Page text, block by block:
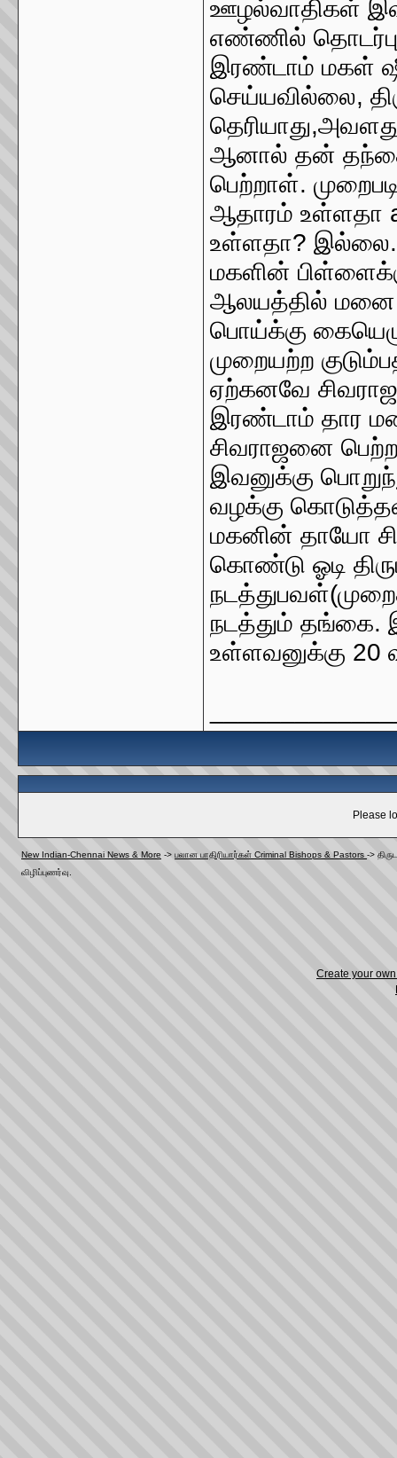
ஊழல்வாதிகள்
எண்ணில்
இரண்டாம் மகள்
செய்யவில்லை,
ஆனால் தன்
பெற்றாள்.
ஆதாரம் உள்ளதா
உள்ளதா? இல்லை.
மகளின்
ஆலயத்தில் மனை
பொய்க்கு
முறையற்ற
ஏற்கனவே
இரண்டாம் தார
சிவராஜனை
இவனுக்கு
வழக்கு
மகனின் தாயோ
கொண்டு ஓடி
நடத்தும் தங்கை.
உள்ளவனுக்கு 20
Please
New Indian-Chennai News & More -> பலான பாதிரியார்கள் Criminal Bishops & Pastors ->
விழிப்புணர்வு.
Create your